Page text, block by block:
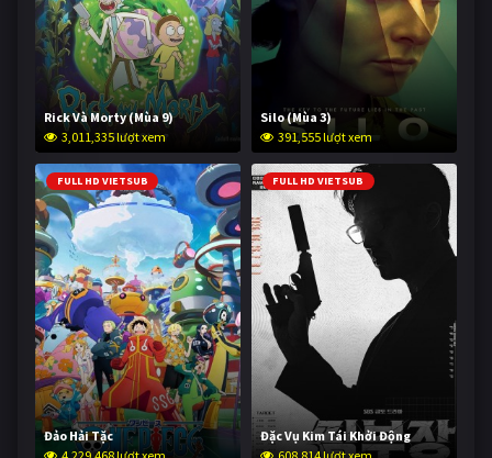
Rick Và Morty (Mùa 9)
3,011,335 lượt xem
Silo (Mùa 3)
391,555 lượt xem
FULL HD VIETSUB
Đảo Hải Tặc
FULL HD VIETSUB
Đặc Vụ Kim Tái Khởi Động